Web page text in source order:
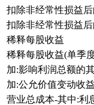
扣除非经常性损益
扣除非经常性损益
稀释每股收益
稀释每股收益(单季
加:影响利润总额的
加:公允价值变动收益
营业总成本-其中:利